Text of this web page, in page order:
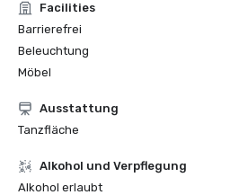
Facilities
Barrierefrei
Beleuchtung
Möbel
Ausstattung
Tanzfläche
‪Alkohol‬ und Verpflegung
‪Alkohol‬ erlaubt